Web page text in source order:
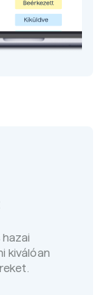
kiválóan